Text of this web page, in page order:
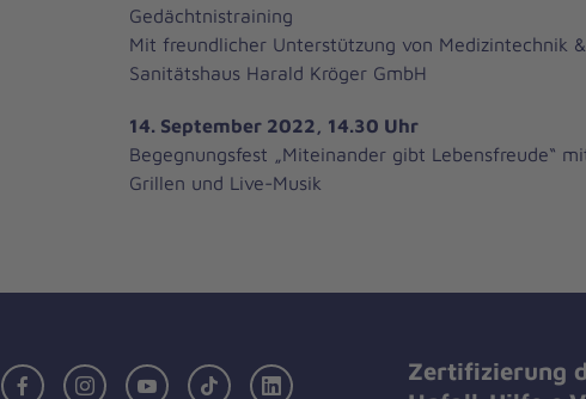
Gedächtnistraining
Mit freundlicher Unterstützung von Medizintechnik &
Sanitätshaus Harald Kröger GmbH
14. September 2022, 14.30 Uhr
Begegnungsfest „Miteinander gibt Lebensfreude“
Grillen und Live-Musik
FacebookInstagramYoutubeTikTok LinkedIn
Zertifizierung